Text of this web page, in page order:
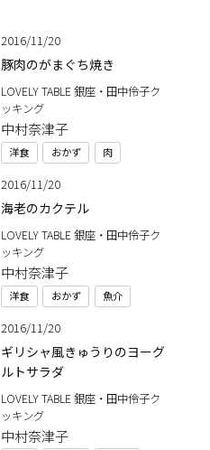
2016/11/20
豚肉のがまぐち焼き
LOVELY TABLE 銀座・田中伶子ク
ッキング
中村奈津子
洋食 おかず 肉
2016/11/20
海老のカクテル
LOVELY TABLE 銀座・田中伶子ク
ッキング
中村奈津子
洋食 おかず 魚介
2016/11/20
ギリシャ風きゅうりのヨーグ
ルトサラダ
LOVELY TABLE 銀座・田中伶子ク
ッキング
中村奈津子